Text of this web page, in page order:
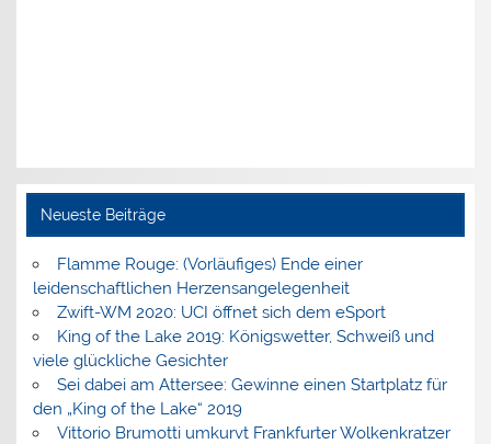
Neueste Beiträge
Flamme Rouge: (Vorläufiges) Ende einer
leidenschaftlichen Herzensangelegenheit
Zwift-WM 2020: UCI öffnet sich dem eSport
King of the Lake 2019: Königswetter, Schweiß und
viele glückliche Gesichter
Sei dabei am Attersee: Gewinne einen Startplatz für
den „King of the Lake“ 2019
Vittorio Brumotti umkurvt Frankfurter Wolkenkratzer